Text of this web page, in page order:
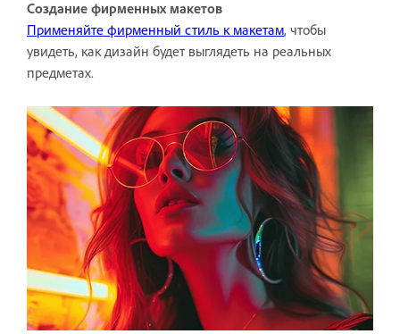
Создание фирменных макетов
Применяйте фирменный стиль к макетам, чтобы
увидеть, как дизайн будет выглядеть на реальных
предметах.